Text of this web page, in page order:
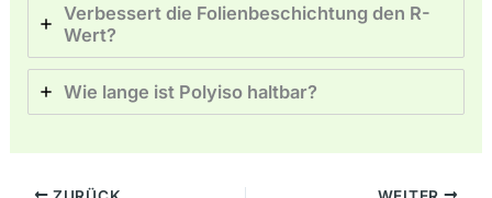
Verbessert die Folienbeschichtung den R-
Wert?
Wie lange ist Polyiso haltbar?